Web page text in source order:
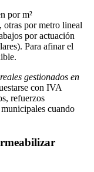
por m²
otras por metro lineal
por actuación
Para afinar el
gestionados en
con IVA
refuerzos
cuando